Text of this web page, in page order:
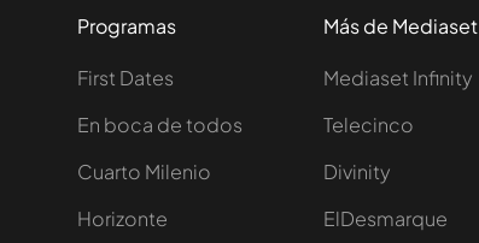
Programas
First Dates
En boca de todos
Cuarto Milenio
Horizonte
Más de Mediaset
Mediaset Infinity
Telecinco
Divinity
ElDesmarque